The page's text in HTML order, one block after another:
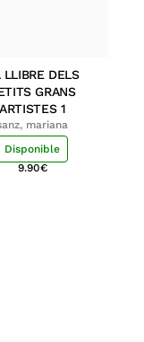
LLIBRE DELS
GRANS
ARTISTES 1
mariana
Disponible
9.90€